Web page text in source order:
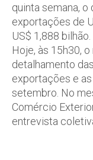
quinta semana,
exportações de
US$ 1,888 bilhão.
Hoje, às 15h30,
detalhamento
exportações e
setembro. No
Comércio
entrevista